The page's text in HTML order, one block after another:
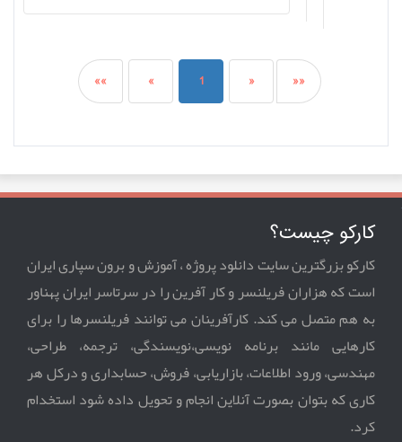
«« « 1 » »»
کارکو چیست؟
کارکو بزرگترین سایت دانلود پروژه ، آموزش و برون سپاری ایران
است که هزاران فریلنسر و کار آفرین را در سرتاسر ایران پهناور
به هم متصل می کند. کارآفرینان می توانند فریلنسرها را برای
کارهایی مانند برنامه نویسی،نویسندگی، ترجمه، طراحی،
مهندسی، ورود اطلاعات، بازاریابی، فروش، حسابداری و درکل هر
کاری که بتوان بصورت آنلاین انجام و تحویل داده شود استخدام
کرد.